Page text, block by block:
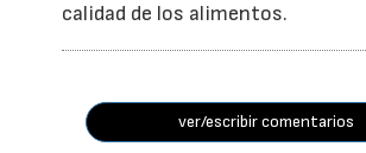
calidad de los alimentos.
ver/escribir comentarios